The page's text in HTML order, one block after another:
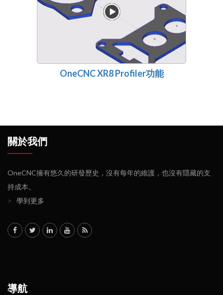
OneCNC XR8 Profiler功能
關於我們
OneCNC擁有悠久的研發歷史，沒有每年的維護，也沒有隱藏的支
持成本。
>
學到更多
導航